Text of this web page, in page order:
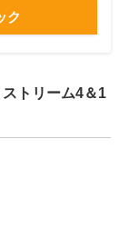
ク
トリーム4＆1